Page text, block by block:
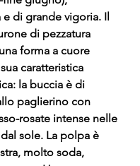
di grande vigoria. Il
di pezzatura
forma a cuore
caratteristica
la buccia è di
paglierino con
rosate intense nelle
sole. La polpa è
molto soda,